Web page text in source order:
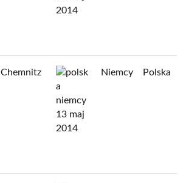
Chemnitz Niemcy Polska